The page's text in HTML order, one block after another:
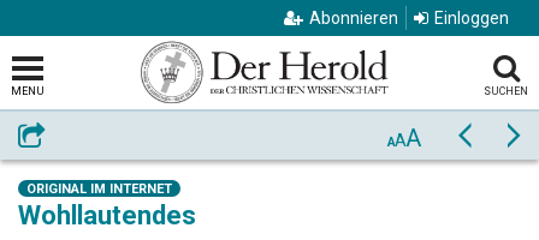
Abonnieren Einloggen
MENU SUCHEN
Weiterempfehlen AAA Zurück
ORIGINAL IM INTERNET
Wohllautendes